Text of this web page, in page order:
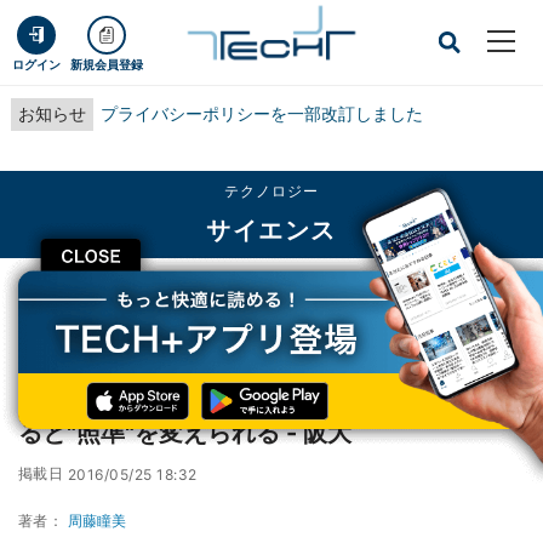
ログイン 新規会員登録
お知らせ プライバシーポリシーを一部改訂しました
CLOSE
テクノロジー
サイエンス
TECH+ テクノロジー
サイエンス
運動直後0.1秒以内に脳の運動野を電気刺激すると"照準"を変えられる - 阪大
運動直後0.1秒以内に脳の運動野を電気刺激す
ると"照準"を変えられる - 阪大
掲載日 2016/05/25 18:32
著者： 周藤瞳美